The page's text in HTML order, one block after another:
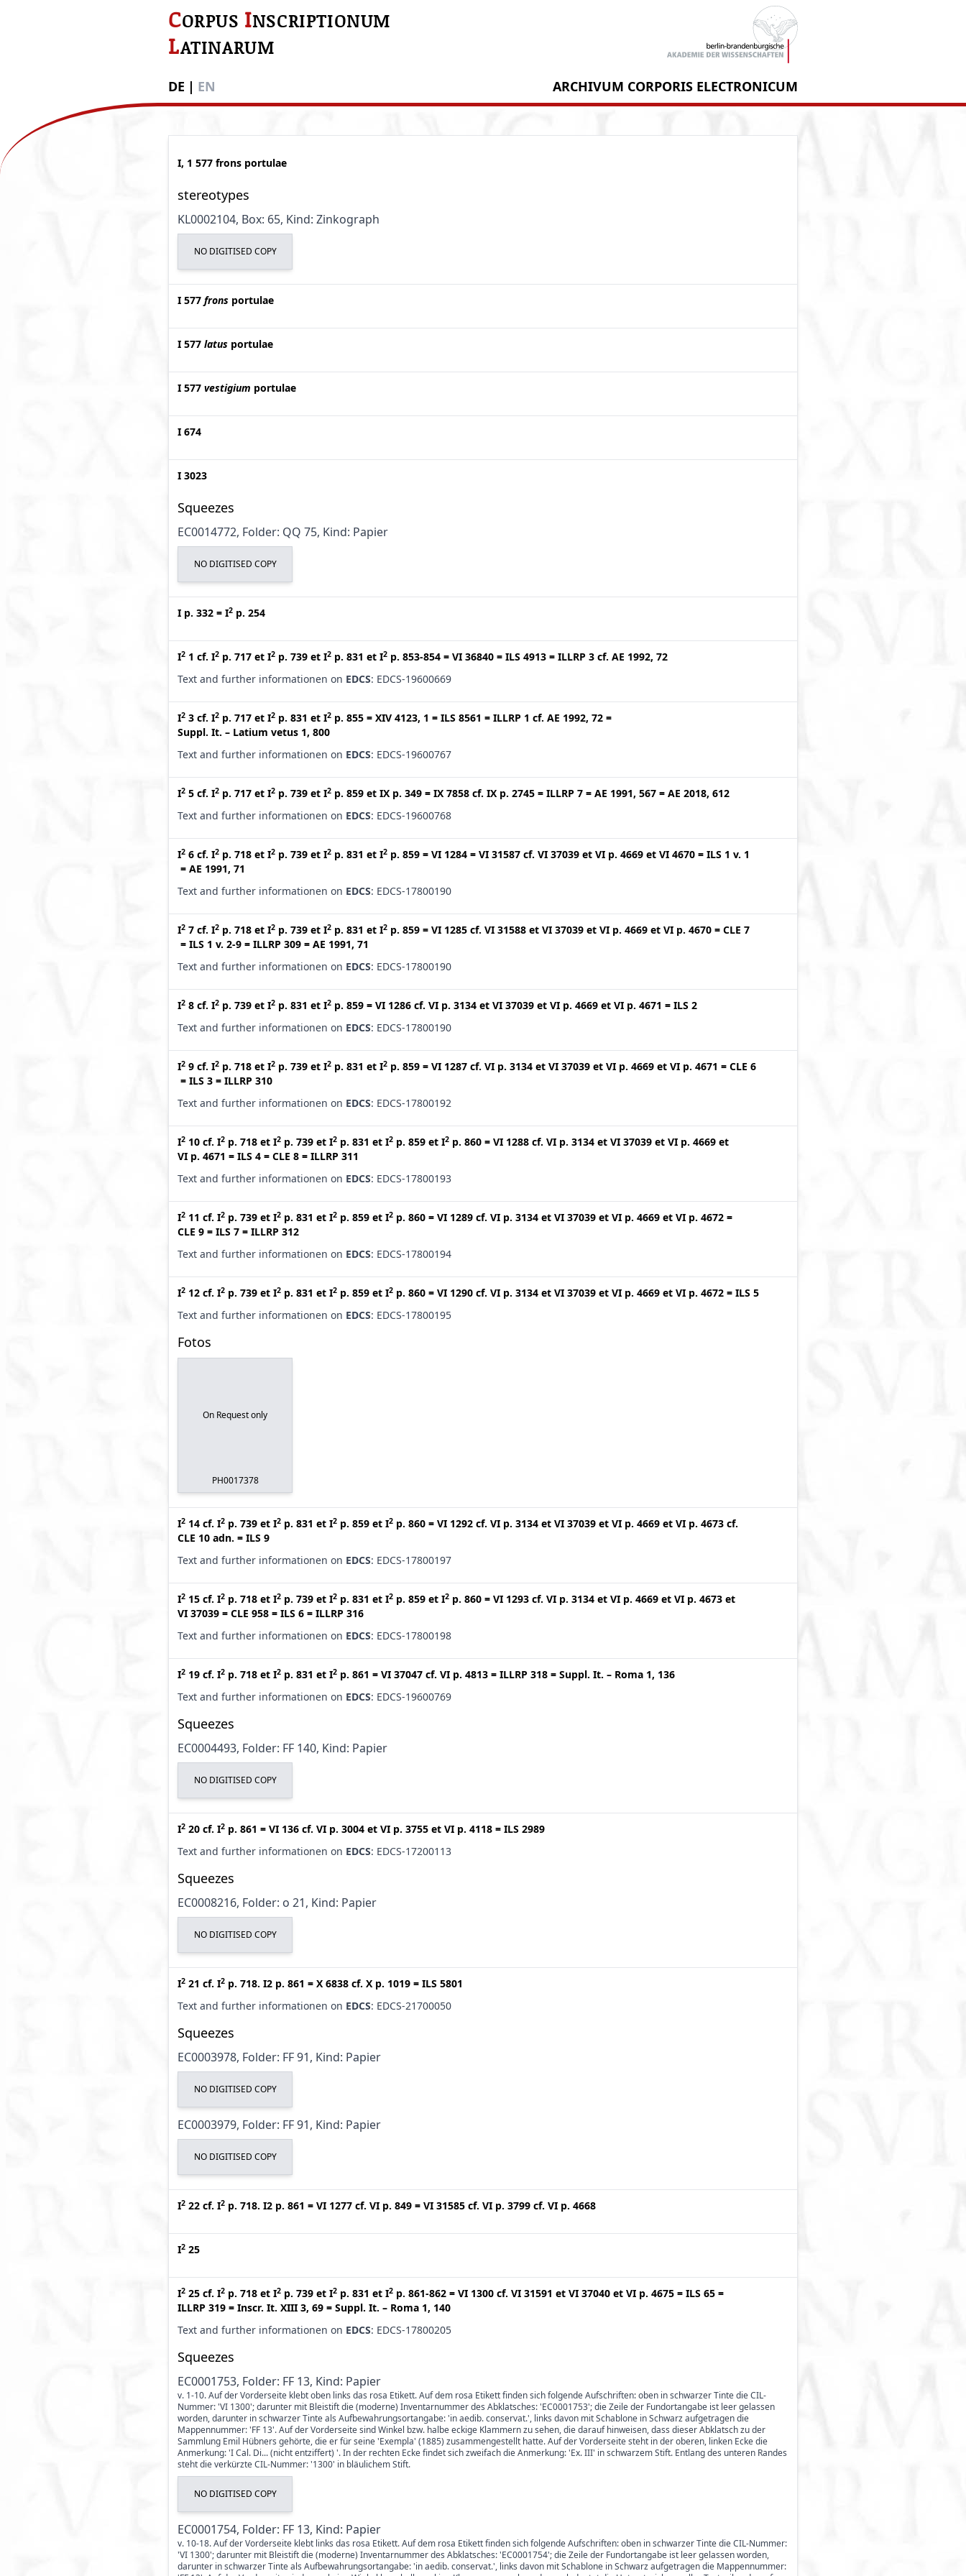
CORPUS INSCRIPTIONUM
LATINARUM
DE | EN ARCHIVUM CORPORIS ELECTRONICUM
I, 1 577 frons portulae
stereotypes
KL0002104, Box: 65, Kind: Zinkograph
NO DIGITISED COPY
I 577 frons portulae
I 577 latus portulae
I 577 vestigium portulae
I 674
I 3023
Squeezes
EC0014772, Folder: QQ 75, Kind: Papier
NO DIGITISED COPY
I p. 332 = I2 p. 254
I2 1 cf. I2 p. 717 et I2 p. 739 et I2 p. 831 et I2 p. 853-854 = VI 36840 = ILS 4913 = ILLRP 3 cf. AE 1992, 72
Text and further informationen on EDCS: EDCS-19600669
I2 3 cf. I2 p. 717 et I2 p. 831 et I2 p. 855 = XIV 4123, 1 = ILS 8561 = ILLRP 1 cf. AE 1992, 72 =
Suppl. It. – Latium vetus 1, 800
Text and further informationen on EDCS: EDCS-19600767
I2 5 cf. I2 p. 717 et I2 p. 739 et I2 p. 859 et IX p. 349 = IX 7858 cf. IX p. 2745 = ILLRP 7 = AE 1991, 567 = AE 2018, 612
Text and further informationen on EDCS: EDCS-19600768
I2 6 cf. I2 p. 718 et I2 p. 739 et I2 p. 831 et I2 p. 859 = VI 1284 = VI 31587 cf. VI 37039 et VI p. 4669 et VI 4670 = ILS 1 v. 1
= AE 1991, 71
Text and further informationen on EDCS: EDCS-17800190
I2 7 cf. I2 p. 718 et I2 p. 739 et I2 p. 831 et I2 p. 859 = VI 1285 cf. VI 31588 et VI 37039 et VI p. 4669 et VI p. 4670 = CLE 7
= ILS 1 v. 2-9 = ILLRP 309 = AE 1991, 71
Text and further informationen on EDCS: EDCS-17800190
I2 8 cf. I2 p. 739 et I2 p. 831 et I2 p. 859 = VI 1286 cf. VI p. 3134 et VI 37039 et VI p. 4669 et VI p. 4671 = ILS 2
Text and further informationen on EDCS: EDCS-17800190
I2 9 cf. I2 p. 718 et I2 p. 739 et I2 p. 831 et I2 p. 859 = VI 1287 cf. VI p. 3134 et VI 37039 et VI p. 4669 et VI p. 4671 = CLE 6
= ILS 3 = ILLRP 310
Text and further informationen on EDCS: EDCS-17800192
I2 10 cf. I2 p. 718 et I2 p. 739 et I2 p. 831 et I2 p. 859 et I2 p. 860 = VI 1288 cf. VI p. 3134 et VI 37039 et VI p. 4669 et
VI p. 4671 = ILS 4 = CLE 8 = ILLRP 311
Text and further informationen on EDCS: EDCS-17800193
I2 11 cf. I2 p. 739 et I2 p. 831 et I2 p. 859 et I2 p. 860 = VI 1289 cf. VI p. 3134 et VI 37039 et VI p. 4669 et VI p. 4672 =
CLE 9 = ILS 7 = ILLRP 312
Text and further informationen on EDCS: EDCS-17800194
I2 12 cf. I2 p. 739 et I2 p. 831 et I2 p. 859 et I2 p. 860 = VI 1290 cf. VI p. 3134 et VI 37039 et VI p. 4669 et VI p. 4672 = ILS 5
Text and further informationen on EDCS: EDCS-17800195
Fotos
On Request only
PH0017378
I2 14 cf. I2 p. 739 et I2 p. 831 et I2 p. 859 et I2 p. 860 = VI 1292 cf. VI p. 3134 et VI 37039 et VI p. 4669 et VI p. 4673 cf.
CLE 10 adn. = ILS 9
Text and further informationen on EDCS: EDCS-17800197
I2 15 cf. I2 p. 718 et I2 p. 739 et I2 p. 831 et I2 p. 859 et I2 p. 860 = VI 1293 cf. VI p. 3134 et VI p. 4669 et VI p. 4673 et
VI 37039 = CLE 958 = ILS 6 = ILLRP 316
Text and further informationen on EDCS: EDCS-17800198
I2 19 cf. I2 p. 718 et I2 p. 831 et I2 p. 861 = VI 37047 cf. VI p. 4813 = ILLRP 318 = Suppl. It. – Roma 1, 136
Text and further informationen on EDCS: EDCS-19600769
Squeezes
EC0004493, Folder: FF 140, Kind: Papier
NO DIGITISED COPY
I2 20 cf. I2 p. 861 = VI 136 cf. VI p. 3004 et VI p. 3755 et VI p. 4118 = ILS 2989
Text and further informationen on EDCS: EDCS-17200113
Squeezes
EC0008216, Folder: o 21, Kind: Papier
NO DIGITISED COPY
I2 21 cf. I2 p. 718. I2 p. 861 = X 6838 cf. X p. 1019 = ILS 5801
Text and further informationen on EDCS: EDCS-21700050
Squeezes
EC0003978, Folder: FF 91, Kind: Papier
NO DIGITISED COPY
EC0003979, Folder: FF 91, Kind: Papier
NO DIGITISED COPY
I2 22 cf. I2 p. 718. I2 p. 861 = VI 1277 cf. VI p. 849 = VI 31585 cf. VI p. 3799 cf. VI p. 4668
I2 25
I2 25 cf. I2 p. 718 et I2 p. 739 et I2 p. 831 et I2 p. 861-862 = VI 1300 cf. VI 31591 et VI 37040 et VI p. 4675 = ILS 65 =
ILLRP 319 = Inscr. It. XIII 3, 69 = Suppl. It. – Roma 1, 140
Text and further informationen on EDCS: EDCS-17800205
Squeezes
EC0001753, Folder: FF 13, Kind: Papier
v. 1-10. Auf der Vorderseite klebt oben links das rosa Etikett. Auf dem rosa Etikett finden sich folgende Aufschriften: oben in schwarzer Tinte die CIL-
Nummer: 'VI 1300'; darunter mit Bleistift die (moderne) Inventarnummer des Abklatsches: 'EC0001753'; die Zeile der Fundortangabe ist leer gelassen
worden, darunter in schwarzer Tinte als Aufbewahrungsortangabe: 'in aedib. conservat.', links davon mit Schablone in Schwarz aufgetragen die
Mappennummer: 'FF 13'. Auf der Vorderseite sind Winkel bzw. halbe eckige Klammern zu sehen, die darauf hinweisen, dass dieser Abklatsch zu der
Sammlung Emil Hübners gehörte, die er für seine 'Exempla' (1885) zusammengestellt hatte. Auf der Vorderseite steht in der oberen, linken Ecke die
Anmerkung: 'I Cal. Di... (nicht entziffert) '. In der rechten Ecke findet sich zweifach die Anmerkung: 'Ex. III' in schwarzem Stift. Entlang des unteren Randes
steht die verkürzte CIL-Nummer: '1300' in bläulichem Stift.
NO DIGITISED COPY
EC0001754, Folder: FF 13, Kind: Papier
v. 10-18. Auf der Vorderseite klebt links das rosa Etikett. Auf dem rosa Etikett finden sich folgende Aufschriften: oben in schwarzer Tinte die CIL-Nummer:
'VI 1300'; darunter mit Bleistift die (moderne) Inventarnummer des Abklatsches: 'EC0001754'; die Zeile der Fundortangabe ist leer gelassen worden,
darunter in schwarzer Tinte als Aufbewahrungsortangabe: 'in aedib. conservat.', links davon mit Schablone in Schwarz aufgetragen die Mappennummer: